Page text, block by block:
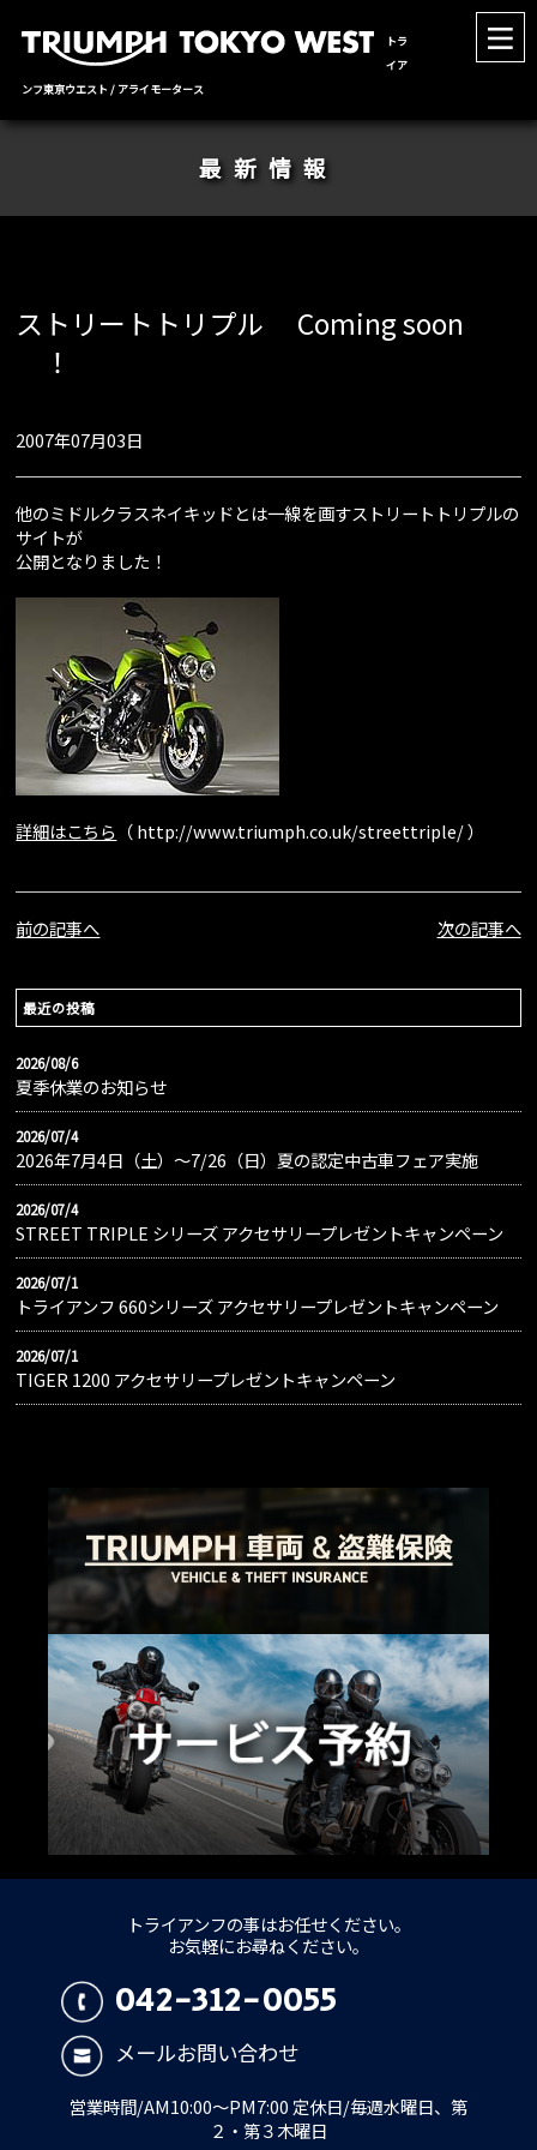
トラ
イア
ンフ東京ウエスト / アライモータース
最新情報
ストリートトリプル Coming soon
！
2007年07月03日
他のミドルクラスネイキッドとは一線を画すストリートトリプルの
サイトが
公開となりました！
詳細はこちら （ http://www.triumph.co.uk/streettriple/ ）
前の記事へ 次の記事へ
最近の投稿
2026/08/6
夏季休業のお知らせ
2026/07/4
2026年7月4日（土）〜7/26（日）夏の認定中古車フェア実施
2026/07/4
STREET TRIPLE シリーズ アクセサリープレゼントキャンペーン
2026/07/1
トライアンフ 660シリーズ アクセサリープレゼントキャンペーン
2026/07/1
TIGER 1200 アクセサリープレゼントキャンペーン
トライアンフの事はお任せください。
お気軽にお尋ねください。
042-312-0055
メールお問い合わせ
営業時間/AM10:00～PM7:00 定休日/毎週水曜日、第
２・第３木曜日